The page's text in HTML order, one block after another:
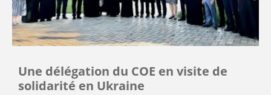
Une délégation du COE en visite de
solidarité en Ukraine